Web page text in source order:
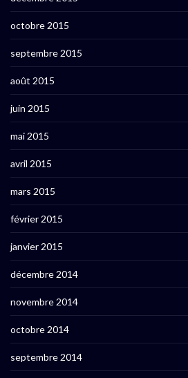
octobre 2015
septembre 2015
août 2015
juin 2015
mai 2015
avril 2015
mars 2015
février 2015
janvier 2015
décembre 2014
novembre 2014
octobre 2014
septembre 2014